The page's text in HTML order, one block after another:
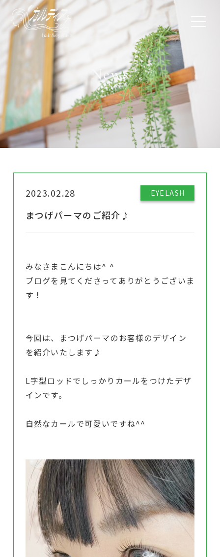
News
2023.02.28 EYELASH
まつげパーマのご紹介♪
みなさまこんにちは^ ^
ブログを見てくださってありがとうございま
す！
今回は、まつげパーマのお客様のデザイン
を紹介いたします♪
L字型ロッドでしっかりカールをつけたデザ
インです。
自然なカールで可愛いですね^^